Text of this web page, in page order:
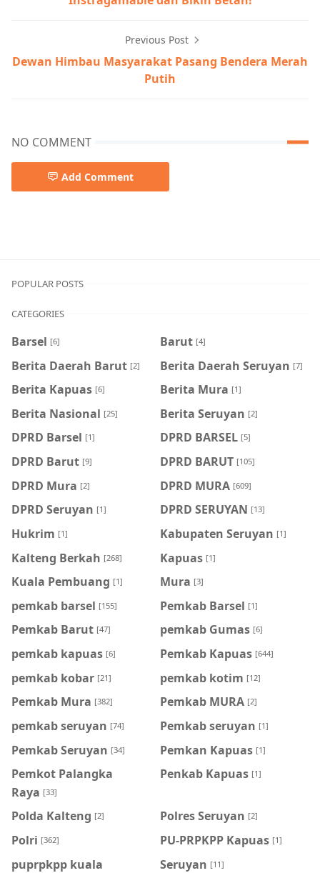
Previous Post
Dewan Himbau Masyarakat Pasang Bendera Merah
Putih
NO COMMENT
Add Comment
POPULAR POSTS
CATEGORIES
Barsel [6] Barut [4]
Berita Daerah Barut [2] Berita Daerah Seruyan [7]
Berita Kapuas [6] Berita Mura [1]
Berita Nasional [25] Berita Seruyan [2]
DPRD Barsel [1] DPRD BARSEL [5]
DPRD Barut [9] DPRD BARUT [105]
DPRD Mura [2] DPRD MURA [609]
DPRD Seruyan [1] DPRD SERUYAN [13]
Hukrim [1] Kabupaten Seruyan [1]
Kalteng Berkah [268] Kapuas [1]
Kuala Pembuang [1] Mura [3]
pemkab barsel [155] Pemkab Barsel [1]
Pemkab Barut [47] pemkab Gumas [6]
pemkab kapuas [6] Pemkab Kapuas [644]
pemkab kobar [21] pemkab kotim [12]
Pemkab Mura [382] Pemkab MURA [2]
pemkab seruyan [74] Pemkab seruyan [1]
Pemkab Seruyan [34] Pemkan Kapuas [1]
Pemkot Palangka
Raya [33]
Penkab Kapuas [1]
Polda Kalteng [2] Polres Seruyan [2]
Polri [362] PU-PRPKPP Kapuas [1]
puprpkpp kuala
Seruyan [11]